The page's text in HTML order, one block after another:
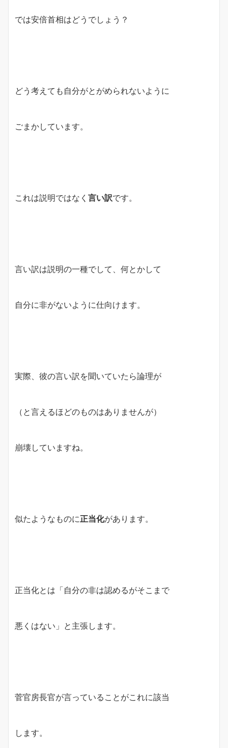
では安倍首相はどうでしょう？
どう考えても自分がとがめられないように
ごまかしています。
これは説明ではなく 言い訳です。
言い訳は説明の一種でして、何とかして
自分に非がないように仕向けます。
実際、彼の言い訳を聞いていたら論理が
（と言えるほどのものはありませんが）
崩壊していますね。
似たようなものに正当化があります。
正当化とは「自分の非は認めるがそこまで
悪くはない」と主張します。
菅官房長官が言っていることがこれに該当
します。